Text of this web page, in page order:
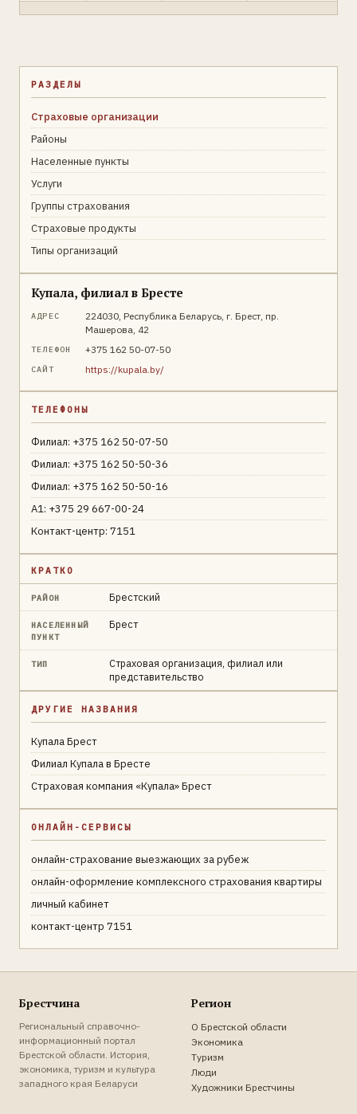
РАЗДЕЛЫ
Страховые организации
Районы
Населенные пункты
Услуги
Группы страхования
Страховые продукты
Типы организаций
Купала, филиал в Бресте
АДРЕС
224030, Республика Беларусь, г. Брест, пр.
Машерова, 42
ТЕЛЕФОН +375 162 50-07-50
САЙТ https://kupala.by/
ТЕЛЕФОНЫ
Филиал: +375 162 50-07-50
Филиал: +375 162 50-50-36
Филиал: +375 162 50-50-16
A1: +375 29 667-00-24
Контакт-центр: 7151
КРАТКО
РАЙОН Брестский
НАСЕЛЕННЫЙ
ПУНКТ
Брест
ТИП
Страховая организация, филиал или
представительство
ДРУГИЕ НАЗВАНИЯ
Купала Брест
Филиал Купала в Бресте
Страховая компания «Купала» Брест
ОНЛАЙН-СЕРВИСЫ
онлайн-страхование выезжающих за рубеж
онлайн-оформление комплексного страхования квартиры
личный кабинет
контакт-центр 7151
Брестчина
Региональный справочно-
информационный портал
Брестской области. История,
экономика, туризм и культура
западного края Беларуси
Регион
О Брестской области
Экономика
Туризм
Люди
Художники Брестчины